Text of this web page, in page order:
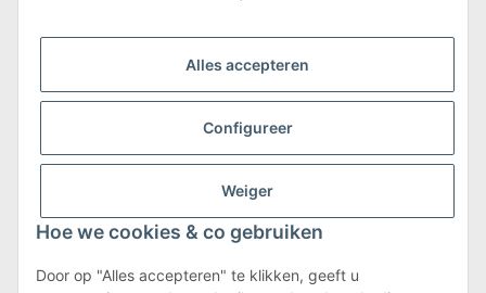
Alles accepteren
Configureer
Weiger
Hoe we cookies & co gebruiken
Door op "Alles accepteren" te klikken, geeft u
Meer informatie over verzending en retourneren